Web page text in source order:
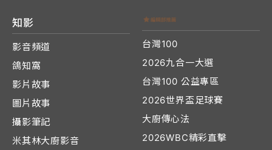
知影
影音頻道
鴿知窩
影片故事
圖片故事
攝影筆記
米其林大廚影音
台灣100
2026九合一大選
台灣100 公益專區
2026世界盃足球賽
大廚傳心法
2026WBC精彩直擊